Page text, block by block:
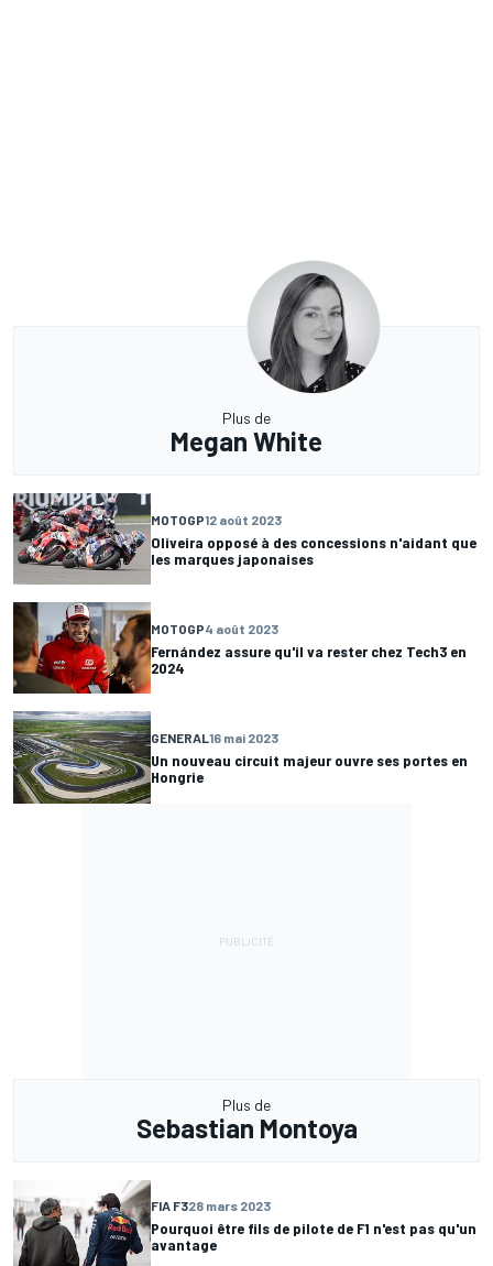
Plus de
Megan White
MOTOGP12 août 2023
Oliveira opposé à des concessions n'aidant que
les marques japonaises
MOTOGP4 août 2023
Fernández assure qu'il va rester chez Tech3 en
2024
GENERAL16 mai 2023
Un nouveau circuit majeur ouvre ses portes en
Hongrie
Plus de
Sebastian Montoya
FIA F328 mars 2023
Pourquoi être fils de pilote de F1 n'est pas qu'un
avantage